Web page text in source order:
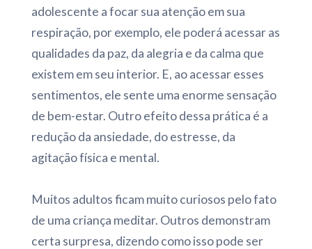
adolescente a focar sua atenção em sua
respiração, por exemplo, ele poderá acessar as
qualidades da paz, da alegria e da calma que
existem em seu interior. E, ao acessar esses
sentimentos, ele sente uma enorme sensação
de bem-estar. Outro efeito dessa prática é a
redução da ansiedade, do estresse, da
agitação física e mental.
Muitos adultos ficam muito curiosos pelo fato
de uma criança meditar. Outros demonstram
certa surpresa, dizendo como isso pode ser